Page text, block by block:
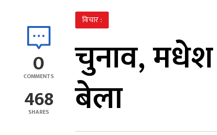
0
COMMENTS
468
SHARES
विचार :
चुनाव,
बेला